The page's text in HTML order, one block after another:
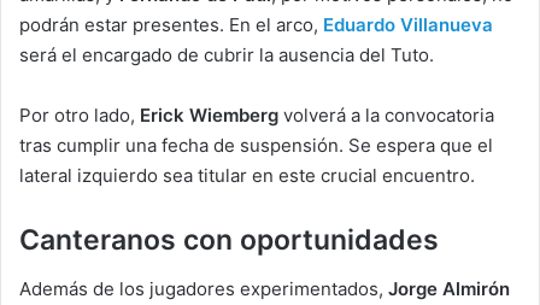
podrán estar presentes. En el arco, Eduardo Villanueva
será el encargado de cubrir la ausencia del Tuto.
Por otro lado, Erick Wiemberg volverá a la convocatoria
tras cumplir una fecha de suspensión. Se espera que el
lateral izquierdo sea titular en este crucial encuentro.
Canteranos con oportunidades
Además de los jugadores experimentados, Jorge Almirón